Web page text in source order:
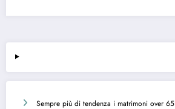
Sempre più di tendenza i matrimoni over